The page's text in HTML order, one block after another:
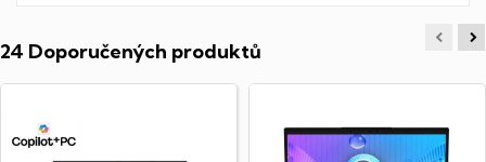
24 Doporučených produktů